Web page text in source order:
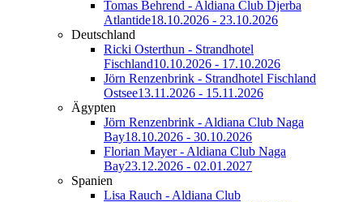
Tomas Behrend - Aldiana Club Djerba
Atlantide18.10.2026 - 23.10.2026
Deutschland
Ricki Osterthun - Strandhotel
Fischland10.10.2026 - 17.10.2026
Jörn Renzenbrink - Strandhotel Fischland
Ostsee13.11.2026 - 15.11.2026
Ägypten
Jörn Renzenbrink - Aldiana Club Naga
Bay18.10.2026 - 30.10.2026
Florian Mayer - Aldiana Club Naga
Bay23.12.2026 - 02.01.2027
Spanien
Lisa Rauch - Aldiana Club